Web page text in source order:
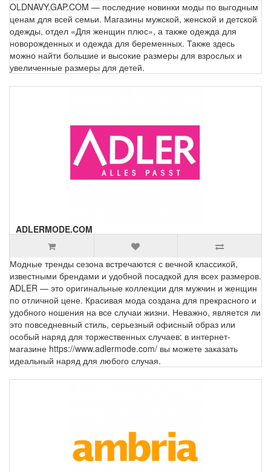
OLDNAVY.GAP.COM — последние новинки моды по выгодным
ценам для всей семьи. Магазины мужской, женской и детской
одежды, отдел «Для женщин плюс», а также одежда для
новорожденных и одежда для беременных. Также здесь
можно найти большие и высокие размеры для взрослых и
увеличенные размеры для детей.
ADLERMODE.COM
Модные тренды сезона встречаются с вечной классикой,
известными брендами и удобной посадкой для всех размеров.
ADLER — это оригинальные коллекции для мужчин и женщин
по отличной цене. Красивая мода создана для прекрасного и
удобного ношения на все случаи жизни. Неважно, является ли
это повседневный стиль, серьезный офисный образ или
особый наряд для торжественных случаев: в интернет-
магазине https://www.adlermode.com/ вы можете заказать
идеальный наряд для любого случая.